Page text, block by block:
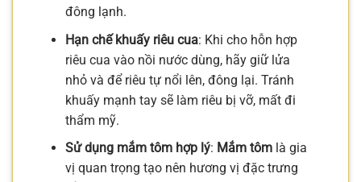
đông lạnh.
Hạn chế khuấy riêu cua: Khi cho hỗn hợp
riêu cua vào nồi nước dùng, hãy giữ lửa
nhỏ và để riêu tự nổi lên, đông lại. Tránh
khuấy mạnh tay sẽ làm riêu bị vỡ, mất đi
thẩm mỹ.
Sử dụng mắm tôm hợp lý: Mắm tômlà gia
vị quan trọng tạo nên hương vị đặc trưng